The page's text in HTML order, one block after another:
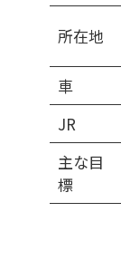
所在地
車
JR
主な目
標